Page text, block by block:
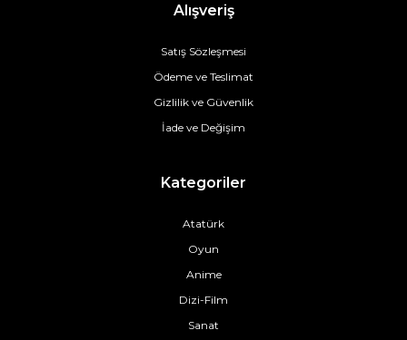
Alışveriş
Satış Sözleşmesi
Ödeme ve Teslimat
Gizlilik ve Güvenlik
İade ve Değişim
Kategoriler
Atatürk
Oyun
Anime
Dizi-Film
Sanat